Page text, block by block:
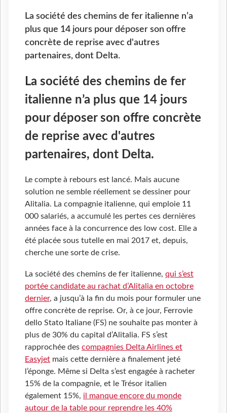
La société des chemins de fer italienne n’a
plus que 14 jours pour déposer son offre
concrète de reprise avec d'autres
partenaires, dont Delta.
La société des chemins de fer
italienne n’a plus que 14 jours
pour déposer son offre concrète
de reprise avec d'autres
partenaires, dont Delta.
Le compte à rebours est lancé. Mais aucune
solution ne semble réellement se dessiner pour
Alitalia. La compagnie italienne, qui emploie 11
000 salariés, a accumulé les pertes ces dernières
années face à la concurrence des low cost. Elle a
été placée sous tutelle en mai 2017 et, depuis,
cherche une sorte de crise.
La société des chemins de fer italienne, qui s’est
portée candidate au rachat d’Alitalia en octobre
dernier, a jusqu’à la fin du mois pour formuler une
offre concrète de reprise. Or, à ce jour, Ferrovie
dello Stato Italiane (FS) ne souhaite pas monter à
plus de 30% du capital d’Alitalia. FS s’est
rapprochée des compagnies Delta Airlines et
Easyjet mais cette dernière a finalement jeté
l’éponge. Même si Delta s’est engagée à racheter
15% de la compagnie, et le Trésor italien
également 15%, il manque encore du monde
autour de la table pour reprendre les 40%